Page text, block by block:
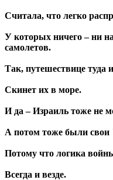
Считала, что легко
У которых ничего – ни
самолетов.
Так, путешествице туда
Скинет их в море.
И да – Израиль тоже не
А потом тоже были свои
Потому что логика
Всегда и везде.